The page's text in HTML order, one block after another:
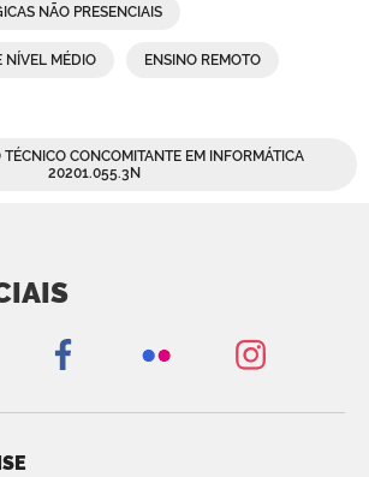
NÃO PRESENCIAIS
NÍVEL MÉDIO ENSINO REMOTO
TÉCNICO CONCOMITANTE EM INFORMÁTICA
20201.055.3N